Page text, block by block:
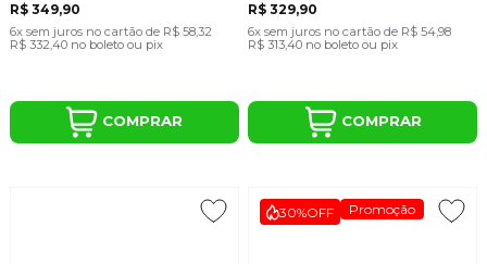
R$ 349,90
6x sem juros no cartãode R$ 58,32
R$ 332,40 no boleto ou pix
COMPRAR
R$ 329,90
6x sem juros no cartão de R$ 54,98
R$ 313,40 no boleto ou pix
COMPRAR
30%OFF Promoção